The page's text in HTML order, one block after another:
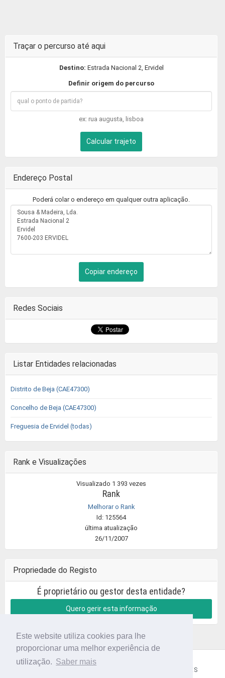
Este website utiliza cookies para lhe
proporcionar uma melhor experiência de
utilização. Saber mais
Traçar o percurso até aqui
Destino: Estrada Nacional 2, Ervidel
Definir origem do percurso
ex: rua augusta, lisboa
Calcular trajeto
Endereço Postal
Poderá colar o endereço em qualquer outra aplicação.
Copiar endereço
Redes Sociais
Listar Entidades relacionadas
Distrito de Beja (CAE47300)
Concelho de Beja (CAE47300)
Freguesia de Ervidel (todas)
Rank e Visualizações
Visualizado 1 393 vezes
Rank
Melhorar o Rank
Id: 125564
última atualização
26/11/2007
Propriedade do Registo
É proprietário ou gestor desta entidade?
Quero gerir esta informação
TERMOS E CONDIÇÕES